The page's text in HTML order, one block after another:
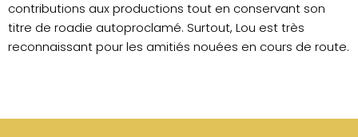
contributions aux productions tout en conservant son
titre de roadie autoproclamé. Surtout, Lou est très
reconnaissant pour les amitiés nouées en cours de route.